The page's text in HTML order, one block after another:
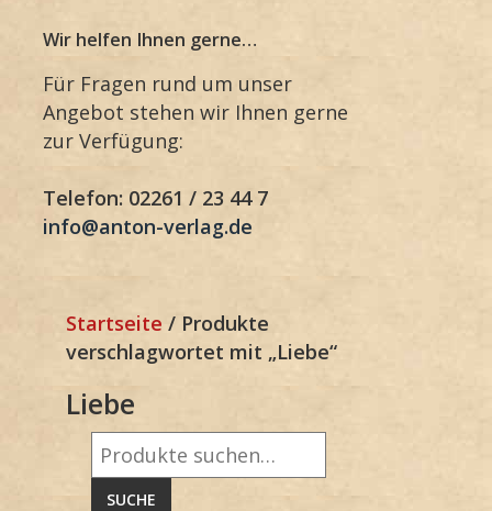
Wir helfen Ihnen gerne…
Für Fragen rund um unser
Angebot stehen wir Ihnen gerne
zur Verfügung:
Telefon: 02261 / 23 44 7
info@anton-verlag.de
Startseite / Produkte
verschlagwortet mit „Liebe“
Liebe
Suche
nach:
SUCHE